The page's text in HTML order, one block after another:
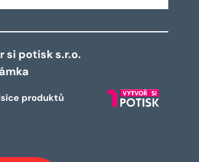
si potisk s.r.o.
produktů